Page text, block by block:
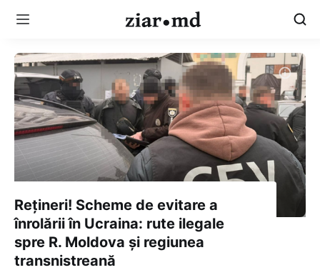
Rețineri! Scheme de evitare a
înrolării în Ucraina: rute ilegale
spre R. Moldova și regiunea
transnistreană